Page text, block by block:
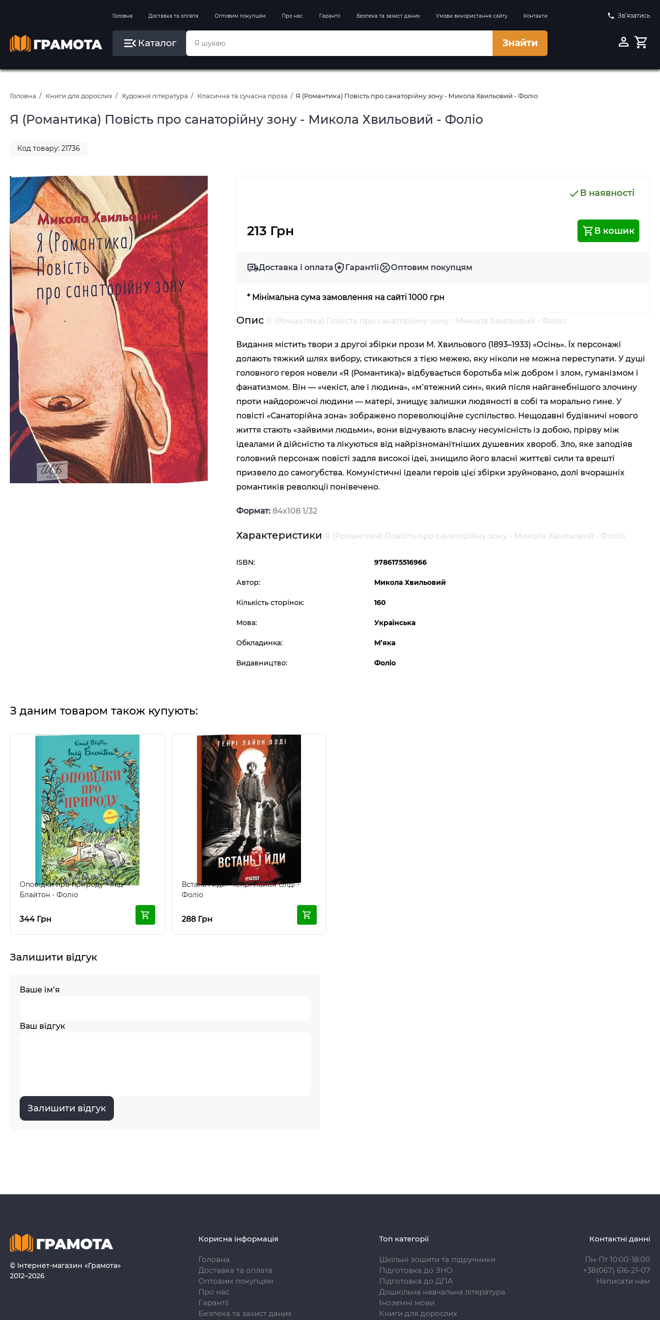
Головна Доставка та оплата Оптовим покупцям Про нас Гарантії Безпека та захист даних Умови використання сайту Контакти Зв’язатись
Каталог Знайти
Вправи на зимові канікули
Літо, пляж, плавання, басейни
Картини за номерами
Головна Книги для дорослих Художня література Класична та сучасна проза Я (Романтика) Повість про санаторійну зону - Микола Хвильовий - Фоліо
Я (Романтика) Повість про санаторійну зону - Микола Хвильовий - Фоліо
Код товару: 21736
В наявності
213 Грн В кошик
Доставка і оплата Гарантії Оптовим покупцям
* Мінімальна сума замовлення на сайті 1000 грн
Опис Я (Романтика) Повість про санаторійну зону - Микола Хвильовий - Фоліо
Видання містить твори з другої збірки прози М. Хвильового (1893–1933) «Осінь». Їх персонажі
долають тяжкий шлях вибору, стикаються з тією межею, яку ніколи не можна переступати. У душі
головного героя новели «Я (Романтика)» відбувається боротьба між добром і злом, гуманізмом і
фанатизмом. Він — «чекіст, але і людина», «м’ятежний син», який після найганебнішого злочину
проти найдорожчої людини — матері, знищує залишки людяності в собі та морально гине. У
повісті «Санаторійна зона» зображено пореволюційне суспільство. Нещодавні будівничі нового
життя стають «зайвими людьми», вони відчувають власну несумісність із добою, прірву між
ідеалами й дійсністю та лікуються від найрізноманітніших душевних хвороб. Зло, яке заподіяв
головний персонаж повісті задля високої ідеї, знищило його власні життєві сили та врешті
призвело до самогубства. Комуністичні ідеали героїв цієї збірки зруйновано, долі вчорашніх
романтиків революції понівечено.
Формат:84х108 1/32
Характеристики Я (Романтика) Повість про санаторійну зону - Микола Хвильовий - Фоліо
ISBN: 9786175516966
Автор: Микола Хвильовий
Кількість сторінок: 160
Мова: Українська
Обкладинка: М’яка
Видавництво: Фоліо
З даним товаром також купують:
Оповідки про природу - Інід
Блайтон - Фоліо
344 Грн
Встань і йди - Генрі Лайон Олді -
Фоліо
288 Грн
Залишити відгук
Ваше ім’я
Ваш відгук
Залишити відгук
© Інтернет-магазин «Грамота»
2012–2026
Корисна інформація
Головна
Доставка та оплата
Оптовим покупцям
Про нас
Гарантії
Безпека та захист даних
Топ категорії
Шкільні зошити та підручники
Підготовка до ЗНО
Підготовка до ДПА
Дошкільна навчальна література
Іноземні мови
Книги для дорослих
Контактні данні
Пн-Пт 10:00-18:00
+38(067) 616-21-07
Написати нам